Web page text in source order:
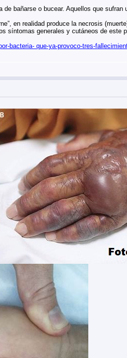
bañarse o bucear. Aquellos que
en realidad produce la necrosis
síntomas generales y cutáneos de
bacteria- que-ya-provoco-tres-